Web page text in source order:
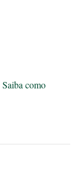
Saiba como